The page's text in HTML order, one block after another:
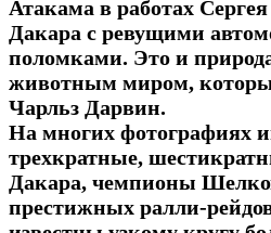
Атакама в работах
Дакара с ревущими
поломками. Это и
животным миром,
Чарльз Дарвин.
На многих фотографиях
трехкратные,
Дакара, чемпионы
престижных ралли-